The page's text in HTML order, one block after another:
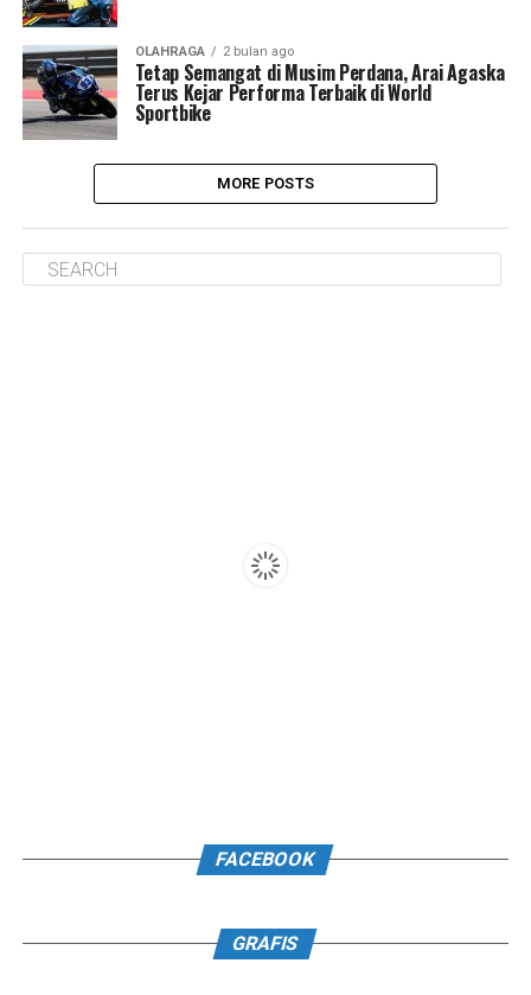
OLAHRAGA 2 bulan ago
Tetap Semangat di Musim Perdana, Arai Agaska
Terus Kejar Performa Terbaik di World
Sportbike
MORE POSTS
FACEBOOK
GRAFIS